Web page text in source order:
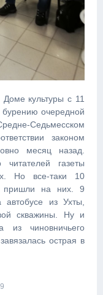
культуры с 11
очередной
Седьмесском
законом
месяц назад.
читателей газеты
Но все-таки 10
пришли на них. 9
автобусе из Ухты,
скважины. Ну и
из чиновничьего
острая в